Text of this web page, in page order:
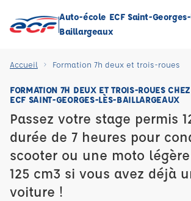
Auto-école ECF Saint-
Baillargeaux
Accueil Formation 7h deux et trois-roues
FORMATION 7H DEUX ET TROIS-ROUES
ECF SAINT-GEORGES-LÈS-BAILLARGEAUX
Passez votre stage permis
durée de 7 heures pour
scooter ou une moto
125 cm3 si vous avez déjà
voiture !